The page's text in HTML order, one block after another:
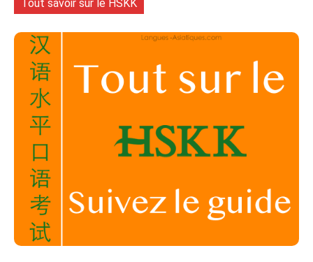
Tout savoir sur le HSKK